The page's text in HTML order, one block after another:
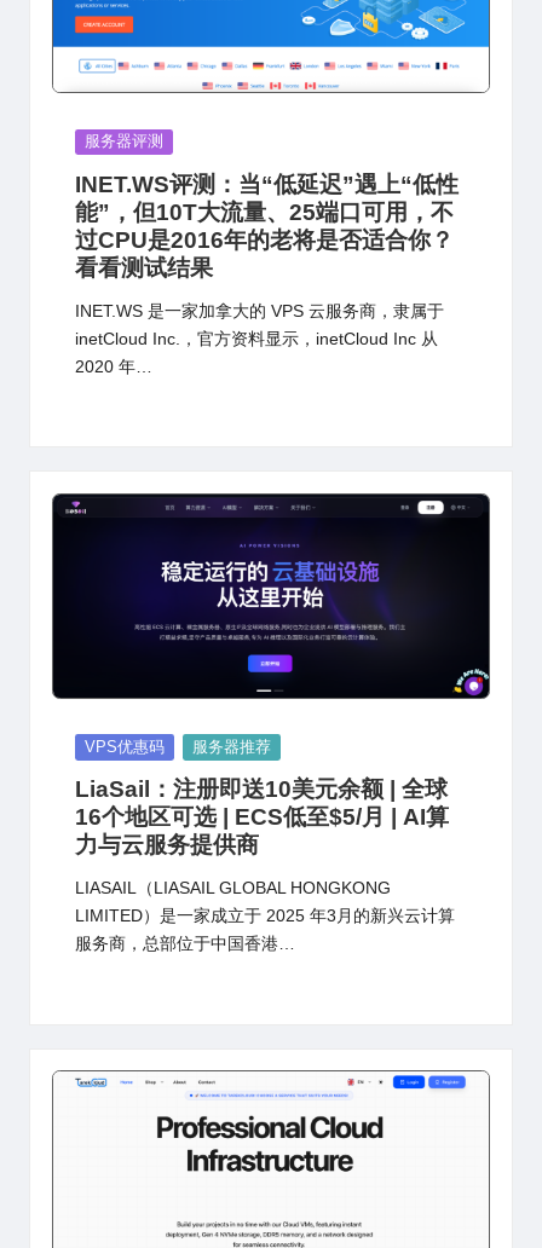
Posted
服务器评测
INET.WS评测：当“低延迟”遇上“低性
能”，但10T大流量、25端口可用，不
过CPU是2016年的老将是否适合你？
看看测试结果
INET.WS 是一家加拿大的 VPS 云服务商，隶属于
inetCloud Inc.，官方资料显示，inetCloud Inc 从
2020 年…
Posted
VPS优惠码 服务器推荐
LiaSail：注册即送10美元余额 | 全球
16个地区可选 | ECS低至$5/月 | AI算
力与云服务提供商
LIASAIL（LIASAIL GLOBAL HONGKONG
LIMITED）是一家成立于 2025 年3月的新兴云计算
服务商，总部位于中国香港…